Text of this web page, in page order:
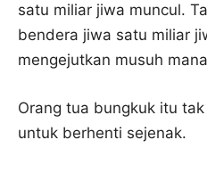
satu miliar jiwa muncul.
bendera jiwa satu miliar
mengejutkan musuh
Orang tua bungkuk itu
untuk berhenti sejenak.